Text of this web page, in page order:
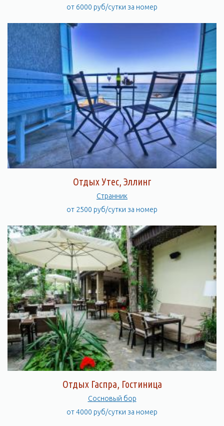
от 6000 руб/сутки за номер
Отдых Утес, Эллинг
Странник
от 2500 руб/сутки за номер
Отдых Гаспра, Гостиница
Сосновый бор
от 4000 руб/сутки за номер